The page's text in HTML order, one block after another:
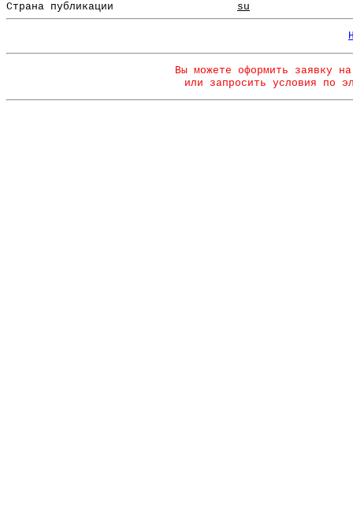
Страна публикации su
Вы можете оформить заявку
или запросить условия по